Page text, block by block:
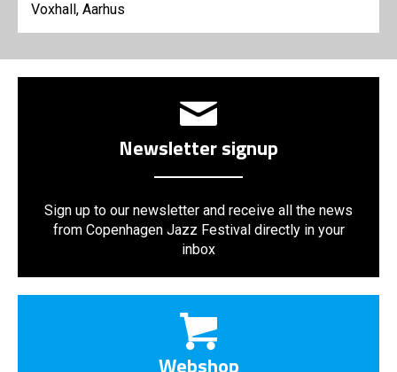
Voxhall, Aarhus
Newsletter signup
Sign up to our newsletter and receive all the news
from Copenhagen Jazz Festival directly in your
inbox
Webshop